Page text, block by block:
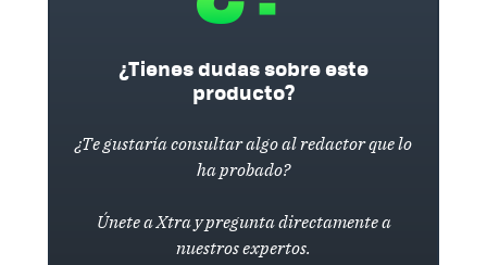
¿Tienes dudas sobre este
producto?
¿Te gustaría consultar algo al redactor que lo
ha probado?
Únete a Xtra y pregunta directamente a
nuestros expertos.